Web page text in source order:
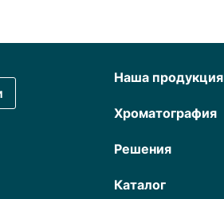
Наша продукция
Хроматография
Решения
Каталог